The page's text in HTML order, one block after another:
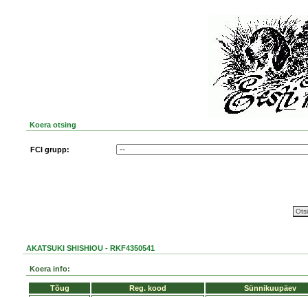
Koera otsing
FCI grupp:
AKATSUKI SHISHIOU - RKF4350541
Koera info:
Tõug Reg. kood
Sünnikuupäev